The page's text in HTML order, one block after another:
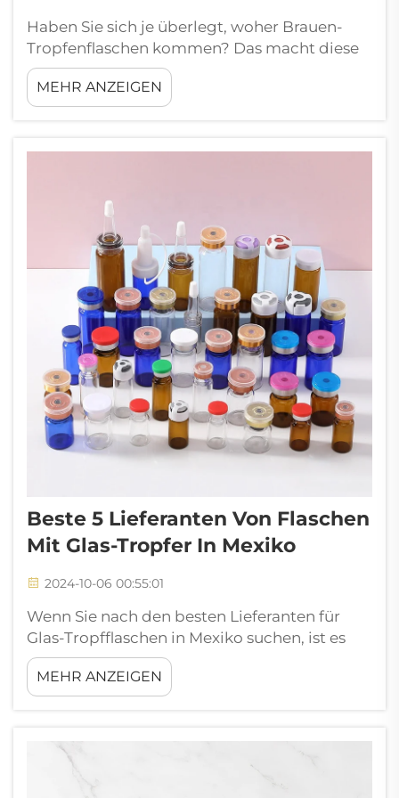
Haben Sie sich je überlegt, woher Brauen-
Tropfenflaschen kommen? Das macht diese
Flaschen wild interessant. In Kolumbien
kommen einige der besten Flaschenmacher,
um diese tropischen Weinfässer herzustellen.
Firmen in Kolumbien ab...
MEHR ANZEIGEN
Beste 5 Lieferanten Von Flaschen
Mit Glas-Tropfer In Mexiko
2024-10-06 00:55:01
Wenn Sie nach den besten Lieferanten für
Glas-Tropfflaschen in Mexiko suchen, ist es
hilfreich, genau zu wissen, was Sie benötigen.
Glas-Tropfflaschen sind für zahlreiche
Produkte – etwa ätherische Öle oder
Bedeutung. Sie ermöglichen eine präzise
Dosierung und ein kontrolliertes Ausgießen
MEHR ANZEIGEN